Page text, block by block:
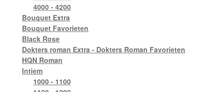
4000 - 4200
Bouquet Extra
Bouquet Favorieten
Black Rose
Dokters roman Extra - Dokters Roman Favorieten
HQN Roman
Intiem
1000 - 1100